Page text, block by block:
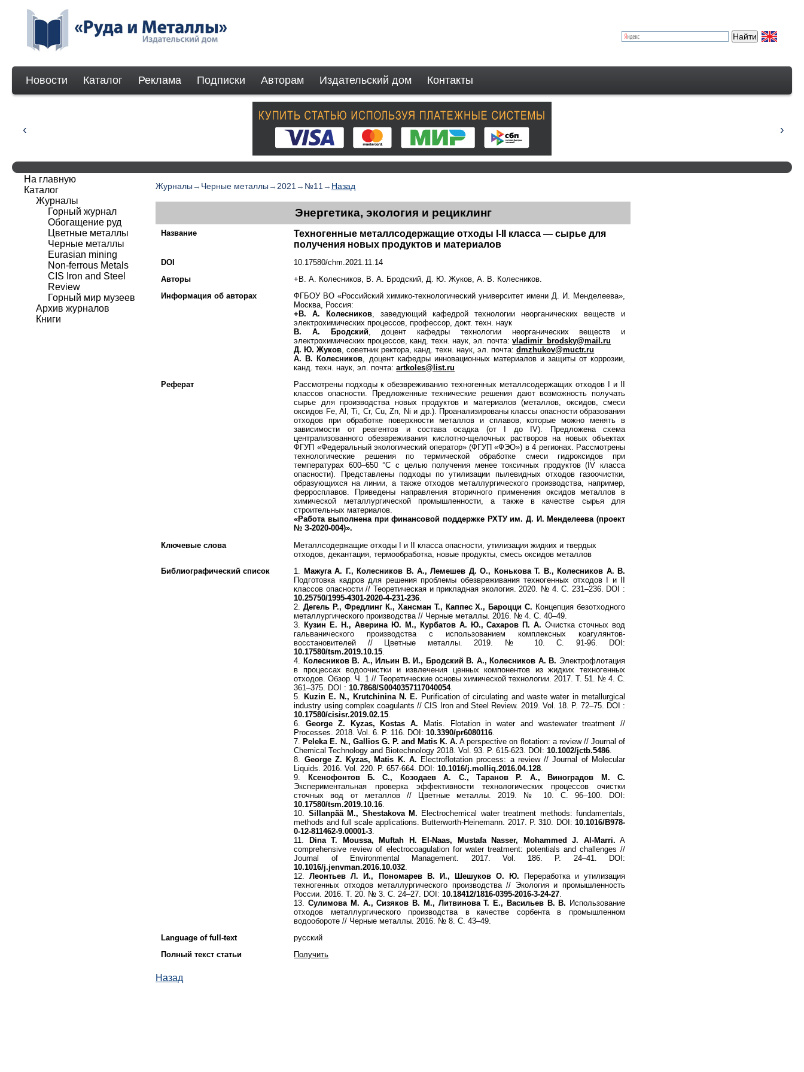
Новости Каталог Реклама Подписки Авторам Издательский дом Контакты
Журналы → Черные металлы → 2021 → №11 → Назад
Энергетика, экология и рециклинг
Название
Техногенные металлсодержащие отходы I-II класса — сырье для
получения новых продуктов и материалов
DOI
10.17580/chm.2021.11.14
Авторы
+В. А. Колесников, В. А. Бродский, Д. Ю. Жуков, А. В. Колесников.
Информация об авторах
ФГБОУ ВО «Российский химико-технологический университет имени Д. И. Менделеева»,
Москва, Россия:
+В. А. Колесников, заведующий кафедрой технологии неорганических веществ и
электрохимических процессов, профессор, докт. техн. наук
В. А. Бродский, доцент кафедры технологии неорганических веществ и
электрохимических процессов, канд. техн. наук, эл. почта:vladimir_brodsky@mail.ru
Д. Ю. Жуков, советник ректора, канд. техн. наук, эл. почта:dmzhukov@muctr.ru
А. В. Колесников, доцент кафедры инновационных материалов и защиты от коррозии,
канд. техн. наук, эл. почта:artkoles@list.ru
Реферат
Рассмотрены подходы к обезвреживанию техногенных металлсодержащих отходов I и II
классов опасности. Предложенные технические решения дают возможность получать
сырье для производства новых продуктов и материалов (металлов, оксидов, смеси
оксидов Fe, Al, Ti, Cr, Cu, Zn, Ni и др.). Проанализированы классы опасности образования
отходов при обработке поверхности металлов и сплавов, которые можно менять в
зависимости от реагентов и состава осадка (от I до IV). Предложена схема
централизованного обезвреживания кислотно-щелочных растворов на новых объектах
ФГУП «Федеральный экологический оператор» (ФГУП «ФЭО») в 4 регионах. Рассмотрены
технологические решения по термической обработке смеси гидроксидов при
температурах 600–650 °C с целью получения менее токсичных продуктов (IV класса
опасности). Представлены подходы по утилизации пылевидных отходов газоочистки,
образующихся на линии, а также отходов металлургического производства, например,
ферросплавов. Приведены направления вторичного применения оксидов металлов в
химической металлургической промышленности, а также в качестве сырья для
строительных материалов.
«Работа выполнена при финансовой поддержке РХТУим. Д. И. Менделеева (проект
№ З-2020-004)».
Ключевые слова
Металлсодержащие отходы I и II класса опасности, утилизация жидких и твердых
отходов, декантация, термообработка, новые продукты, смесь оксидов металлов
Библиографический список
1. Мажуга А. Г., Колесников В. А., Лемешев Д. О., Конькова Т. В., Колесников А. В.
Подготовка кадров для решения проблемы обезвреживания техногенных отходов I и II
классов опасности // Теоретическая и прикладная экология. 2020. № 4. С. 231–236. DOI :
10.25750/1995-4301-2020-4-231-236
2. Дегель Р., Фредлинг К., Хансман Т., Каппес Х., Бароцци С. Концепция безотходного
металлургического производства // Черные металлы. 2016. № 4. С. 40–49.
3.Кузин Е. Н., Аверина Ю. М., Курбатов А. Ю., Сахаров П. А. Очистка сточных вод
гальванического производства с использованием комплексных коагулянтов-
восстановителей // Цветные металлы. 2019. № 10. С. 91-96. DOI:
10.17580/tsm.2019.10.15
4. Колесников В. А., Ильин В. И., Бродский В. А., Колесников А. В. Электрофлотация
в процессах водоочистки и извлечения ценных компонентов из жидких техногенных
отходов. Обзор. Ч. 1 // Теоретические основы химической технологии. 2017. Т. 51. № 4. С.
361–375. DOI :10.7868/S0040357117040054.
5. Kuzin E. N., Krutchinina N. E. Purification of circulating and waste water in metallurgical
industry using complex coagulants // CIS Iron and Steel Review. 2019. Vol. 18. P. 72–75. DOI :
10.17580/cisisr.2019.02.15
6.
George Z. Kyzas, Kostas A. Matis. Flotation in water and wastewater treatment //
Processes. 2018. Vol. 6. P. 116. DOI:10.3390/pr6080116
7.Peleka E. N., Gallios G. P. and Matis K. A. A perspective on flotation: a review // Journal of
Chemical Technology and Biotechnology 2018. Vol. 93. P. 615-623. DOI:10.1002/jctb.5486
8.
George Z. Kyzas, Matis K. A. Electroflotation process: a review // Journal of Molecular
Liquids. 2016. Vol. 220. P. 657-664. DOI:10.1016/j.molliq.2016.04.128
9. Ксенофонтов Б. С., Козодаев А. С., Таранов Р. А., Виноградов М. С.
Экспериментальная проверка эффективности технологических процессов очистки
сточных вод от металлов // Цветные металлы. 2019. № 10. С. 96–100. DOI:
10.17580/tsm.2019.10.16
10.
Sillanpää M., Shestakova M. Electrochemical water treatment methods: fundamentals,
methods and full scale applications. Butterworth-Heinemann. 2017. P. 310. DOI: 10.1016/B978-
0-12-811462-9.00001-3
11. Dina T. Moussa, Muftah H. El-Naas, Mustafa Nasser, Mohammed J. Al-Marri. A
comprehensive review of electrocoagulation for water treatment: potentials and challenges //
Journal of Environmental Management. 2017. Vol. 186. P. 24–41. DOI:
10.1016/j.jenvman.2016.10.032
12.Леонтьев Л. И., Пономарев В. И., Шешуков О. Ю. Переработка и утилизация
техногенных отходов металлургического производства // Экология и промышленность
России. 2016. Т. 20. № 3. С. 24–27. DOI:10.18412/1816-0395-2016-3-24-27
13.Сулимова М. А., Сизяков В. М., Литвинова Т. Е., Васильев В. В. Использование
отходов металлургического производства в качестве сорбента в промышленном
водообороте // Черные металлы. 2016. № 8. С. 43–49.
Language of full-text
русский
Полный текст статьи
Получить
Назад
На главную
Каталог
Журналы
Горный журнал
Обогащение руд
Цветные металлы
Черные металлы
Eurasian mining
Non-ferrous Мetals
CIS Iron and Steel
Review
Горный мир музеев
Архив журналов
Книги